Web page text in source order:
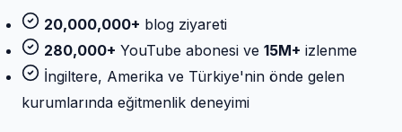
20,000,000+ blog ziyareti
280,000+ YouTube abonesi ve 15M+ izlenme
İngiltere, Amerika ve Türkiye'nin önde gelen
kurumlarında eğitmenlik deneyimi